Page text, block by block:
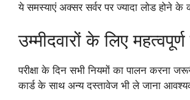
ये समस्याएं अक्सर सर्वर पर ज्यादा लोड होने के
उम्मीदवारों के लिए महत्वपूर्ण
परीक्षा के दिन सभी नियमों का पालन करना
कार्ड के साथ अन्य दस्तावेज भी ले जाना